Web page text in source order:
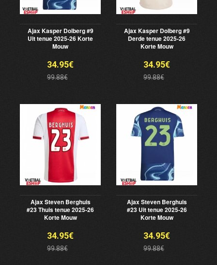
Ajax Kasper Dolberg #9
Uit tenue 2025-26 Korte
Mouw
34.95€
99.88€
Ajax Kasper Dolberg #9
Derde tenue 2025-26
Korte Mouw
34.95€
99.88€
Ajax Steven Berghuis
#23 Thuis tenue 2025-26
Korte Mouw
34.95€
99.88€
Ajax Steven Berghuis
#23 Uit tenue 2025-26
Korte Mouw
34.95€
99.88€